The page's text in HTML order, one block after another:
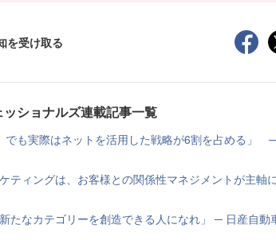
を受け取る
ショナルズ連載記事一覧
でも実際はネットを活用した戦略が6割を占める
ティングは、お客様との関係性マネジメントが主軸
たなカテゴリーを創造できる人になれ」 ─ 日産自動